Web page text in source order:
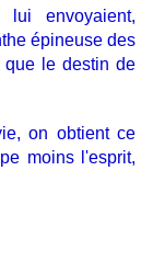
envoyaient,
épineuse des
que le destin de
on obtient ce
moins l'esprit,